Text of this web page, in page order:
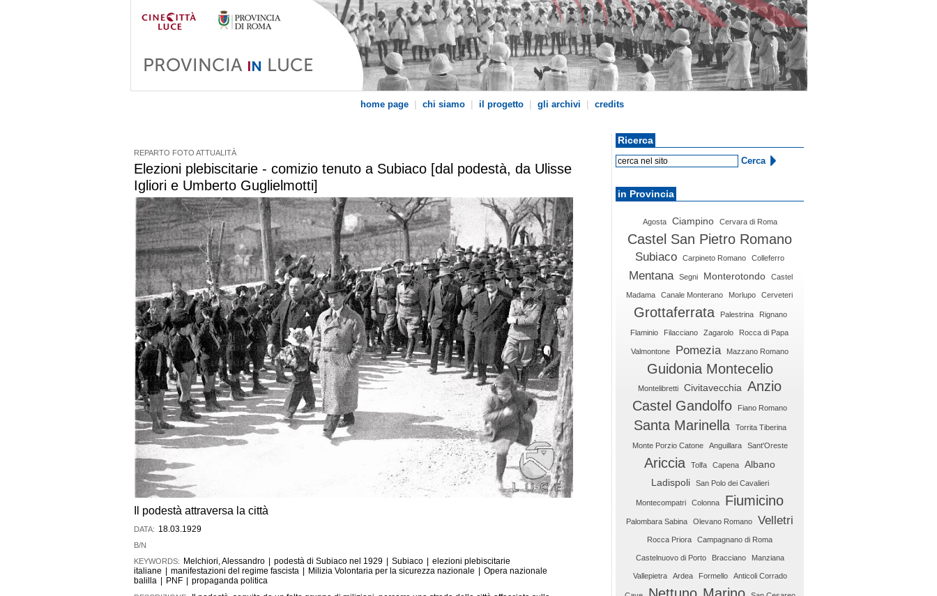
home page | chi siamo | il progetto | gli archivi | credits
REPARTO FOTO ATTUALITÀ
Elezioni plebiscitarie - comizio tenuto a Subiaco [dal podestà, da Ulisse
Igliori e Umberto Guglielmotti]
Il podestà attraversa la città
DATA: 18.03.1929
B/N
KEYWORDS:
Melchiori, Alessandro podestà di Subiaco nel 1929 Subiaco
elezioni plebiscitarie
italiane
manifestazioni del regime fascista Milizia Volontaria per la sicurezza nazionale
Opera nazionale
balilla
PNF propaganda politica
Ricerca
in Provincia
Agosta Ciampino Cervara di Roma
Castel San Pietro Romano
Subiaco Carpineto Romano Colleferro
Mentana Segni Monterotondo Castel
Madama Canale Monterano Morlupo Cerveteri
Grottaferrata Palestrina Rignano
Flaminio Filacciano Zagarolo Rocca di Papa
Valmontone Pomezia Mazzano Romano
Guidonia Montecelio
Montelibretti Civitavecchia Anzio
Castel Gandolfo
Fiano Romano
Santa Marinella Torrita Tiberina
Monte Porzio Catone Anguillara Sant'Oreste
Ariccia Tolfa Capena
Albano
Ladispoli
San Polo dei Cavalieri
Montecompatri Colonna Fiumicino
Palombara Sabina Olevano Romano Velletri
Rocca Priora Campagnano di Roma
Castelnuovo di Porto Bracciano Manziana
Vallepietra Ardea Formello Anticoli Corrado